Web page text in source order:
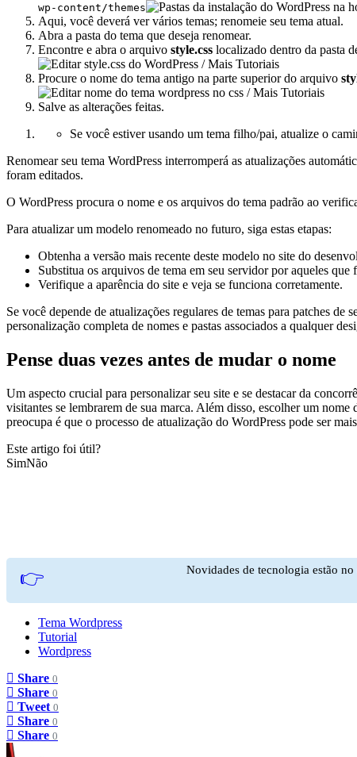
wp-content/themes
Aqui, você deverá ver vários temas; renomeie seu tema atual.
Abra a pasta do tema que deseja renomear.
Encontre e abra o arquivo style.css localizado dentro da pasta
Procure o nome do tema antigo na parte superior do arquivo
Salve as alterações feitas.
Se você estiver usando um tema filho/pai, atualize o
Renomear seu tema WordPress interromperá as atualizações
foram editados.
O WordPress procura o nome e os arquivos do tema padrão ao
Para atualizar um modelo renomeado no futuro, siga estas etapas:
Obtenha a versão mais recente deste modelo no site do
Substitua os arquivos de tema em seu servidor por aqueles que
Verifique a aparência do site e veja se funciona corretamente.
Se você depende de atualizações regulares de temas para patches
personalização completa de nomes e pastas associados a qualquer
Pense duas vezes antes de mudar o nome
Um aspecto crucial para personalizar seu site e se destacar da
visitantes se lembrarem de sua marca. Além disso, escolher um
preocupa é que o processo de atualização do WordPress pode ser
Este artigo foi útil?
SimNão
👉 Novidades de tecnologia estão no
Tema Wordpress
Tutorial
Wordpress
Share 0
Share 0
Tweet 0
Share 0
Share 0